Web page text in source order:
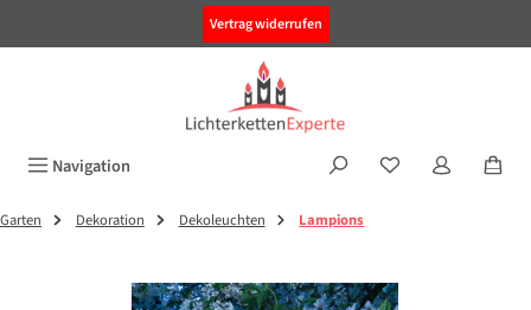
Vertrag widerrufen
Navigation
Garten Dekoration Dekoleuchten Lampions
Bildergalerie überspringen